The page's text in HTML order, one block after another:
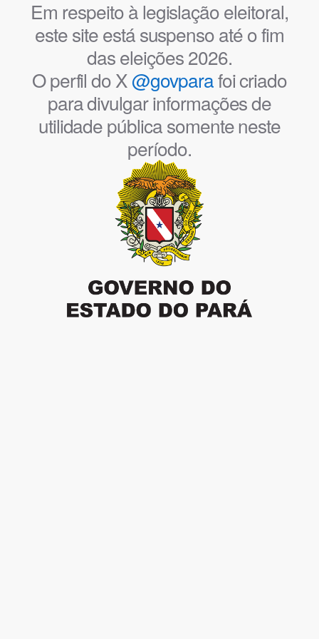
Em respeito à legislação eleitoral,
este site está suspenso até o fim
das eleições 2026.
O perfil do X@govparafoi criado
para divulgar informações de
utilidade pública somente neste
período.